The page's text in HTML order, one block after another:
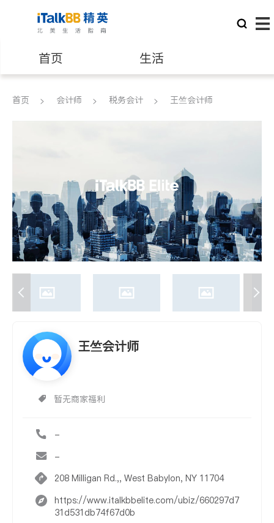
首页 生活
医生 律师
养老 非盈利组织
首页 会计师 税务会计 王竺会计师
王竺会计师
暂无商家福利
-
-
208 Milligan Rd.,, West Babylon, NY 11704
https://www.italkbbelite.com/ubiz/660297d7
31d531db74f67d0b